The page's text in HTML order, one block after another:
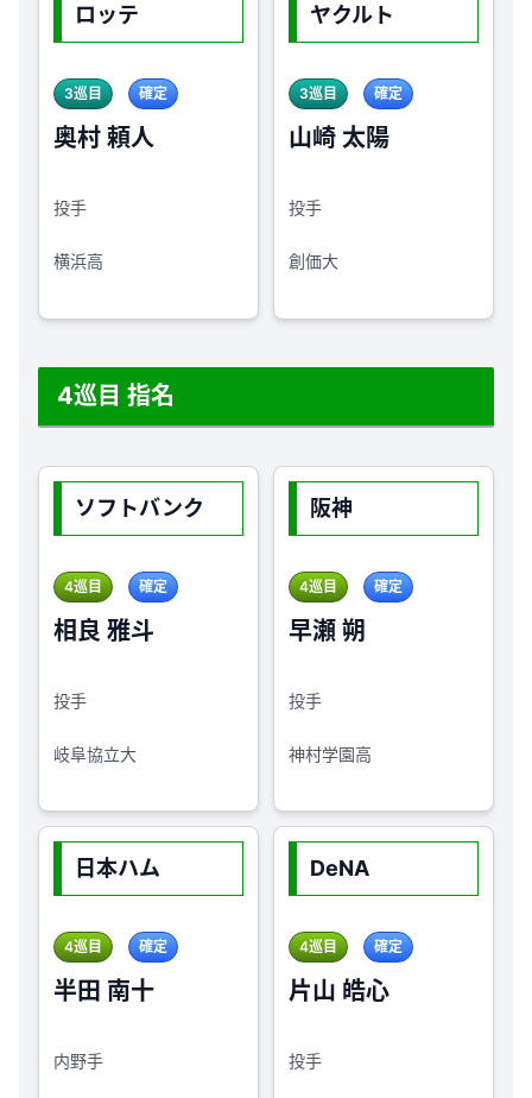
ロッテ
3巡目 確定
奥村 頼人
投手
横浜高
ヤクルト
3巡目 確定
山崎 太陽
投手
創価大
4巡目 指名
ソフトバンク
4巡目 確定
相良 雅斗
投手
岐阜協立大
阪神
4巡目 確定
早瀬 朔
投手
神村学園高
日本ハム
4巡目 確定
半田 南十
内野手
DeNA
4巡目 確定
片山 皓心
投手